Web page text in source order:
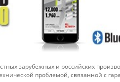
зарубежных и российских
проблемой, связанной с